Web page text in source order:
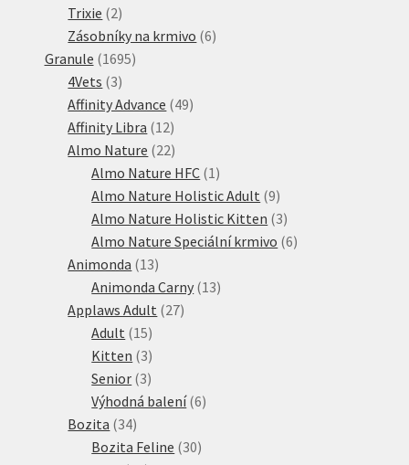
produktů
Trixie 22
produkty
Zásobníky na krmivo 66
Granule 16951695
4Vets 33
produkty
Affinity Advance 4949
Affinity Libra 1212
produktů
Almo Nature 2222
produktů
Almo Nature HFC 1 1
produkt
Almo Nature Holistic Adult 99
produktů
Almo Nature Holistic Kitten 33
produkty
Almo Nature Speciální krmivo 66
Animonda 1313
produktů
Animonda Carny 1313
Applaws Adult 2727
Adult 1515
produktů
Kitten 33
produkty
Senior 33
produkty
Výhodná balení 66
Bozita 3434
produktů
Bozita Feline 3030